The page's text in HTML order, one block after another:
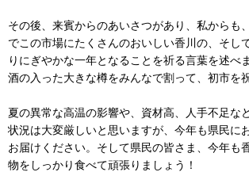
その後、来賓からのあいさつがあり、私からも
でこの市場にたくさんのおいしい香川の、そし
りにぎやかな一年となることを祈る言葉を述べ
酒の入った大きな樽をみんなで割って、初市を
夏の異常な高温の影響や、資材高、人手不足な
状況は大変厳しいと思いますが、今年も県民に
お届けください。そして県民の皆さま、今年も
物をしっかり食べて頑張りましょう！